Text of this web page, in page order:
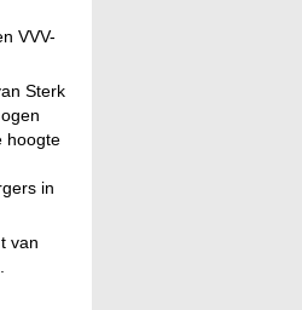
VVV-
Sterk
hoogte
in
van